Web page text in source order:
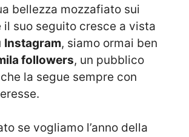
bellezza mozzafiato sui
il suo seguito cresce a vista
Instagram, siamo ormai ben
followers, un pubblico
la segue sempre con
se vogliamo l’anno della